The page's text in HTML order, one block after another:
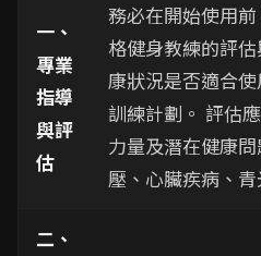
一、
專業
指導
與評
估
務必在開始使用
格健身教練的評
康狀況是否適合
訓練計劃。 評估
力量及潛在健康
壓、心臟疾病、
二、